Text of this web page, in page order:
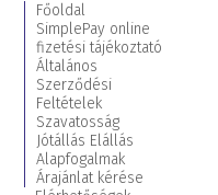
Főoldal
SimplePay online
fizetési tájékoztató
Általános
Szerződési
Feltételek
Szavatosság
Jótállás Elállás
Alapfogalmak
Árajánlat kérése